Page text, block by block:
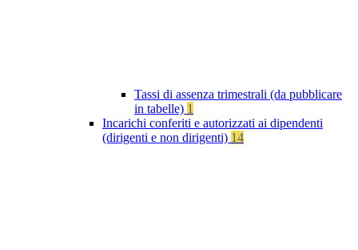
Tassi di assenza trimestrali (da pubblicare
in tabelle) 1
Incarichi conferiti e autorizzati ai dipendenti
(dirigenti e non dirigenti) 14